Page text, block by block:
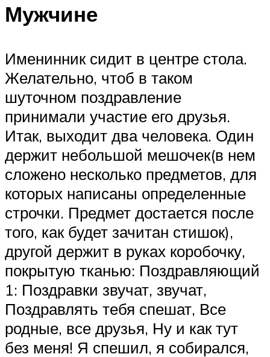
Мужчине
Именинник сидит в центре стола.
Желательно, чтоб в таком
шуточном поздравление
принимали участие его друзья.
Итак, выходит два человека. Один
держит небольшой мешочек(в нем
сложено несколько предметов, для
которых написаны определенные
строчки. Предмет достается после
того, как будет зачитан стишок),
другой держит в руках коробочку,
покрытую тканью: Поздравляющий
1: Поздравки звучат, звучат,
Поздравлять тебя спешат, Все
родные, все друзья, Ну и как тут
без меня! Я спешил, я собирался,